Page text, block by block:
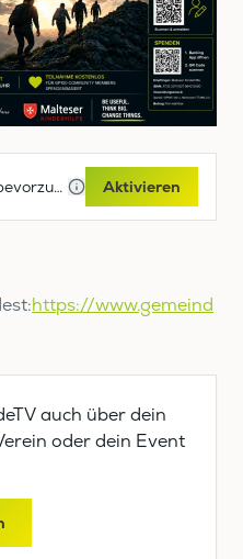
Wähle GemeindeTV als bevorzugte Google-Quelle Aktivieren
https://www.gemeind
auch über dein
oder dein Event